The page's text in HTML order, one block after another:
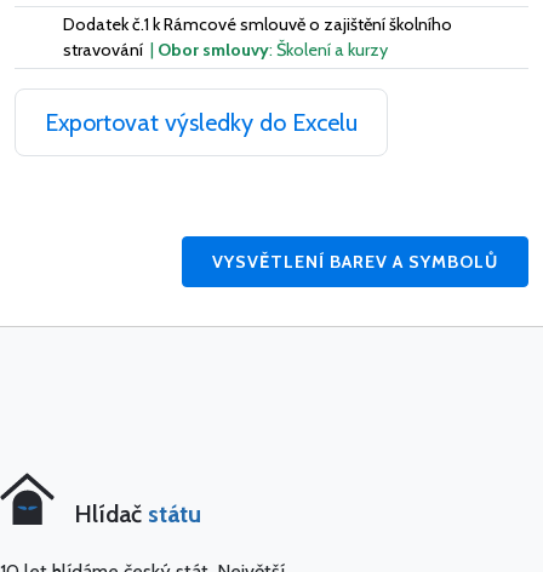
Dodatek č.1 k Rámcové smlouvě o zajištění školního
stravování | Obor smlouvy: Školení a kurzy
Exportovat výsledky do Excelu
VYSVĚTLENÍ BAREV A SYMBOLŮ
Hlídač státu